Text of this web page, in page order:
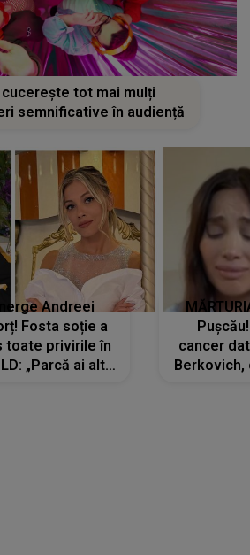
cucerește tot mai mulți
semnificative în audiență
Andreei
Fosta soție a
toate privirile în
„Parcă ai altă
cancer